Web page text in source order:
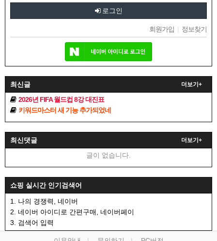
로그인
회원가입 | 정보찾기
최신글 더보기+
2026년 FIFA 월드컵 8강 대진표
키워드마스터 새 기능 추가되었네
최신댓글 더보기+
글이 없습니다.
쇼핑 실시간 인기검색어
1. 나의 경쟁력, 네이버
2. 네이버 아이디로 간편구매, 네이버페이
3. 검색어 입력